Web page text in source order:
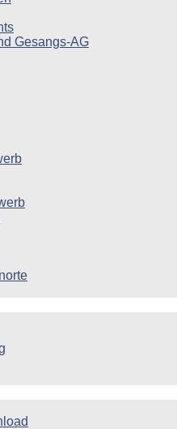
Gesangs-AG